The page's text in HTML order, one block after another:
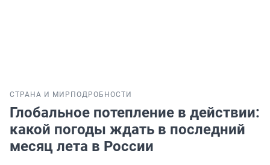
СТРАНА И МИР ПОДРОБНОСТИ
Глобальное потепление в действии:
какой погоды ждать в последний
месяц лета в России